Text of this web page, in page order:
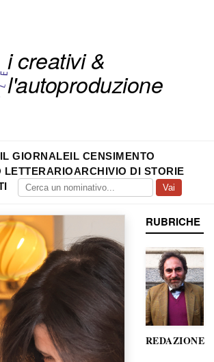
i creativi &
l'autoproduzione
IL GIORNALEIL CENSIMENTO
LETTERARIOARCHIVIO DI STORIE
Vai
RUBRICHE
REDAZIONE